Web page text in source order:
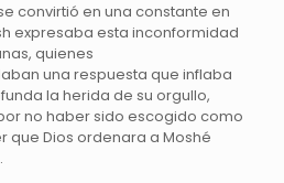
convirtió en una constante en
expresaba esta inconformidad
quienes
una respuesta que inflaba
la herida de su orgullo,
no haber sido escogido como
que Dios ordenara a Moshé